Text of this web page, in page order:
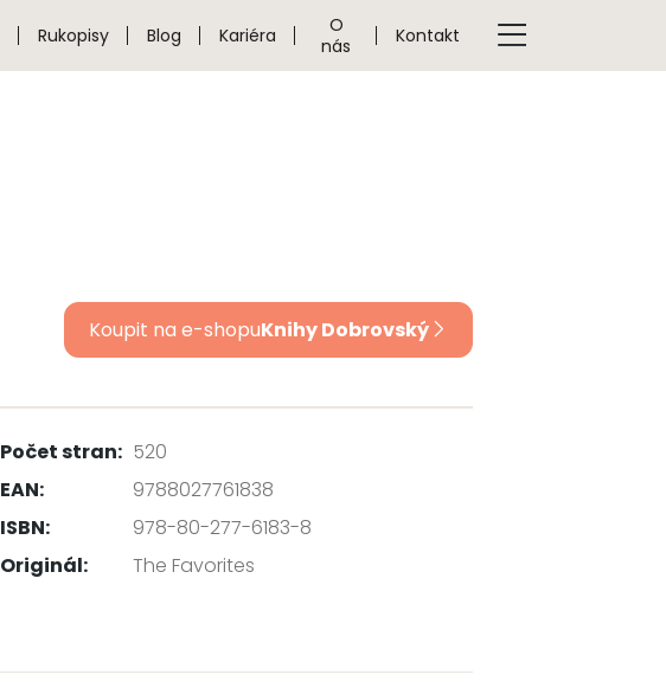
Rukopisy Blog Kariéra
O
nás
Kontakt
Koupit na e-shopuKnihy Dobrovský
Počet stran: 520
EAN:
9788027761838
ISBN:
978-80-277-6183-8
Originál:
The Favorites